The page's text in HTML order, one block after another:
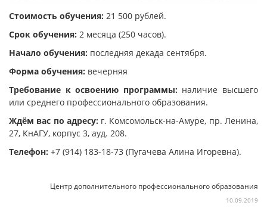
Стоимость обучения: 21 500 рублей.
Срок обучения: 2 месяца (250 часов).
Начало обучения: последняя декада сентября.
Форма обучения: вечерняя
Требование к освоению программы: наличие высшего
или среднего профессионального образования.
Ждём вас по адресу: г. Комсомольск-на-Амуре, пр. Ленина,
27, КнАГУ, корпус 3, ауд. 208.
Телефон: +7 (914) 183-18-73 (Пугачева Алина Игоревна).
Центр дополнительного профессионального образования
10.09.2019